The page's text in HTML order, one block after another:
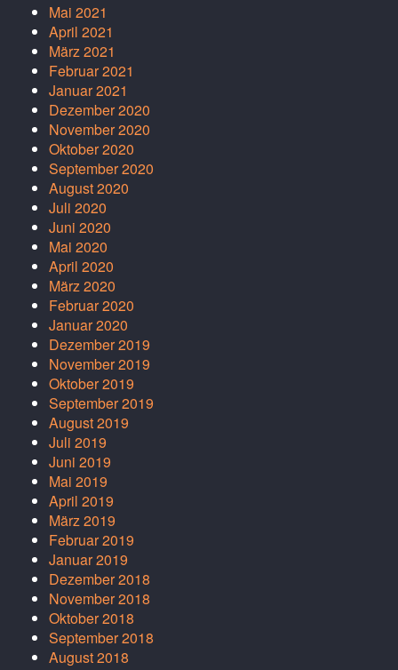
Mai 2021
April 2021
März 2021
Februar 2021
Januar 2021
Dezember 2020
November 2020
Oktober 2020
September 2020
August 2020
Juli 2020
Juni 2020
Mai 2020
April 2020
März 2020
Februar 2020
Januar 2020
Dezember 2019
November 2019
Oktober 2019
September 2019
August 2019
Juli 2019
Juni 2019
Mai 2019
April 2019
März 2019
Februar 2019
Januar 2019
Dezember 2018
November 2018
Oktober 2018
September 2018
August 2018